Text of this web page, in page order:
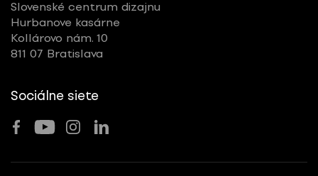
Slovenské centrum dizajnu
Hurbanove kasárne
Kollárovo nám. 10
811 07 Bratislava
Sociálne siete